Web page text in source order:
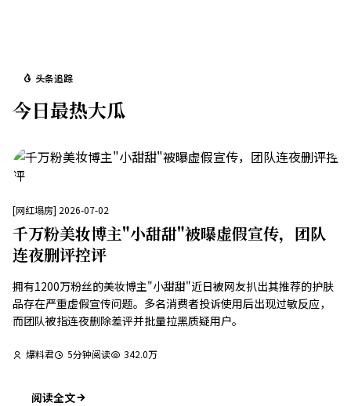
头条追踪
今日最热大瓜
[网红塌房] 2026-07-02
千万粉美妆博主"小甜甜"被曝虚假宣传，团队
连夜删评控评
拥有1200万粉丝的美妆博主"小甜甜"近日被网友扒出其推荐的护肤
品存在严重虚假宣传问题。多名消费者投诉使用后出现过敏反应，
而团队被指连夜删除差评并批量拉黑质疑用户。
爆料君 5分钟阅读 342.0万
阅读全文